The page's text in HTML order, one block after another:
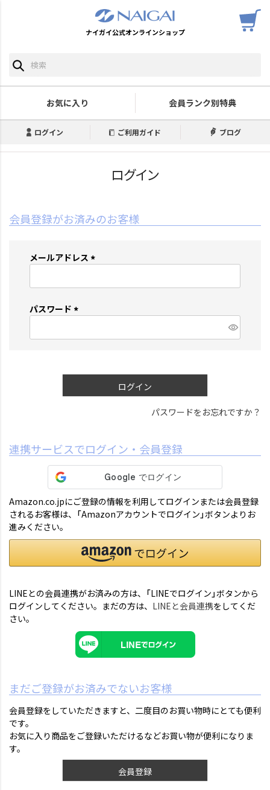
ナイガイ公式オンラインショップ
お気に入り 会員ランク別特典
ログイン ご利用ガイド ブログ
ログイン
会員登録がお済みのお客様
メールアドレス
必
パスワード
必
ログイン
パスワードをお忘れですか？
連携サービスでログイン・会員登録
Amazon.co.jpにご登録の情報を利用してログインまたは会員登録
されるお客様は、「Amazonアカウントでログイン」ボタンよりお
進みください。
LINEとの会員連携がお済みの方は、「LINEでログイン」ボタンから
ログインしてください。まだの方は、 LINEと会員連携をしてくだ
さい。
まだご登録がお済みでないお客様
会員登録をしていただきますと、二度目のお買い物時にとても便利
です。
お気に入り商品をご登録いただけるなどお買い物が便利になりま
す。
会員登録